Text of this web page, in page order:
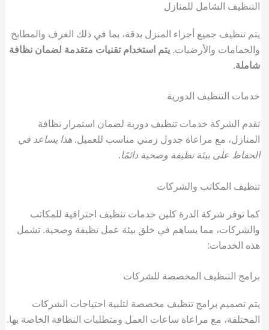
التنظيف الشامل للمنازل
يتم تنظيف جميع أجزاء المنزل بدقة، بما في ذلك الغرف والمطابخ
والحمامات والأرضيات. يتم استخدام تقنيات متقدمة لضمان نظافة
شاملة.
خدمات التنظيف الدورية
تقدم الشركة خدمات تنظيف دورية لضمان استمرار نظافة
المنازل، مع مراعاة جدول زمني مناسب للعميل. هذا يساعد في
الحفاظ على بيئة نظيفة وصحية دائمًا.
تنظيف المكاتب والشركات
كما توفر شركة الدرة كلين خدمات تنظيف احترافية للمكاتب
والشركات، مما يساهم في خلق بيئة عمل نظيفة وصحية. تشمل
هذه الخدمات:
برامج التنظيف المخصصة للشركات
يتم تصميم برامج تنظيف مخصصة لتلبية احتياجات الشركات
المختلفة، مع مراعاة ساعات العمل ومتطلبات النظافة الخاصة بها.